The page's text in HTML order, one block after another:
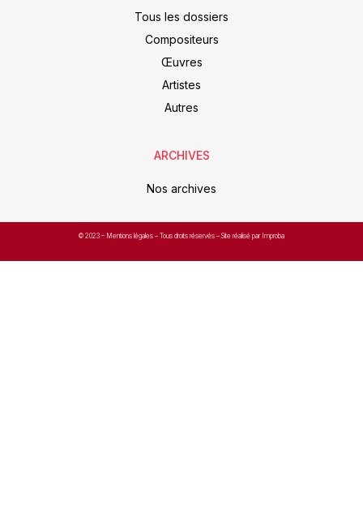
Tous les dossiers
Compositeurs
Œuvres
Artistes
Autres
ARCHIVES
Nos archives
© 2023 – Mentions légales – Tous droits réservés – Site réalisé par Improba